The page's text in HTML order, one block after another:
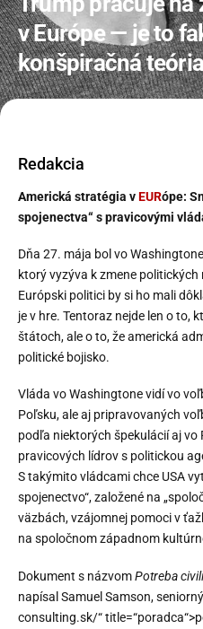
v Európe — je to
konšpiračná
Redakcia
Americká stratégia vEURópe:
spojenectva“ s pravicovými
Dňa 27. mája bol vo
ktorý vyzýva k zmene
Európski politici by si ho mali
je v hre. Tentoraz nejde len o to,
štátoch, ale o to, že americká
politické bojisko.
Vláda vo Washingtone vidí vo
Poľsku, ale aj pripravovaných
podľa niektorých špekulácií aj
pravicových lídrov s politickou
S takýmito vládcami chce USA
spojenectvo“, založené na
väzbách, vzájomnej pomoci v
na spoločnom západnom
Dokument s názvomPotreba
napísal Samuel Samson,
consulting.sk/“